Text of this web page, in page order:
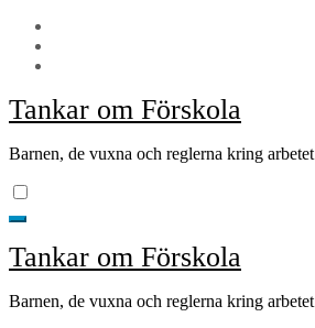
Tankar om Förskola
Barnen, de vuxna och reglerna kring arbetet
Tankar om Förskola
Barnen, de vuxna och reglerna kring arbetet